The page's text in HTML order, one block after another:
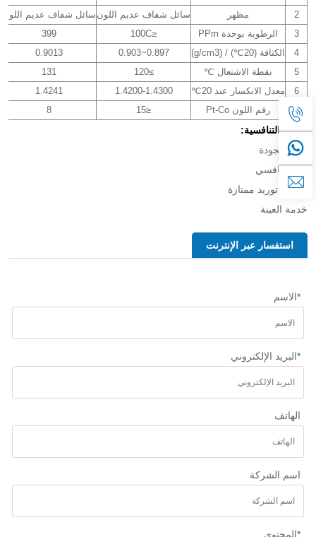
2
مظهر سائل شفاف عديم اللون سائل شفاف عديم اللون
3
الرطوبة بوحدة PPm ≤100C
399
4
الكثافة (20℃) / (g/cm3) 0.897~0.903
0.9013
5
نقطة الاشتعال ℃ ≥120
131
6
معدل الانكسار عند 20℃ 1.4200-1.4300
1.4241
7
رقم اللون Pt-Co ≤15
8
الميزة التنافسية:
عالي الجودة
سعر تنافسي
قدرات توريد ممتازة
خدمة العينة
استفسار عبر الإنترنت
*الاسم
*البريد الإلكتروني
الهاتف
اسم الشركة
*المحتوى